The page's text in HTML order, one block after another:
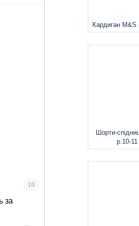
10
за
Кардиган M&S
Шорти-
р.10-11